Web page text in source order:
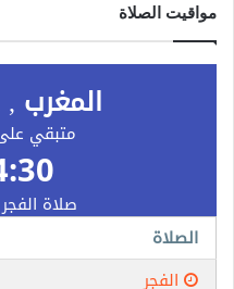
مواقيت الصلاة